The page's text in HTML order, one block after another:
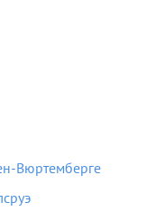
Вюртемберге